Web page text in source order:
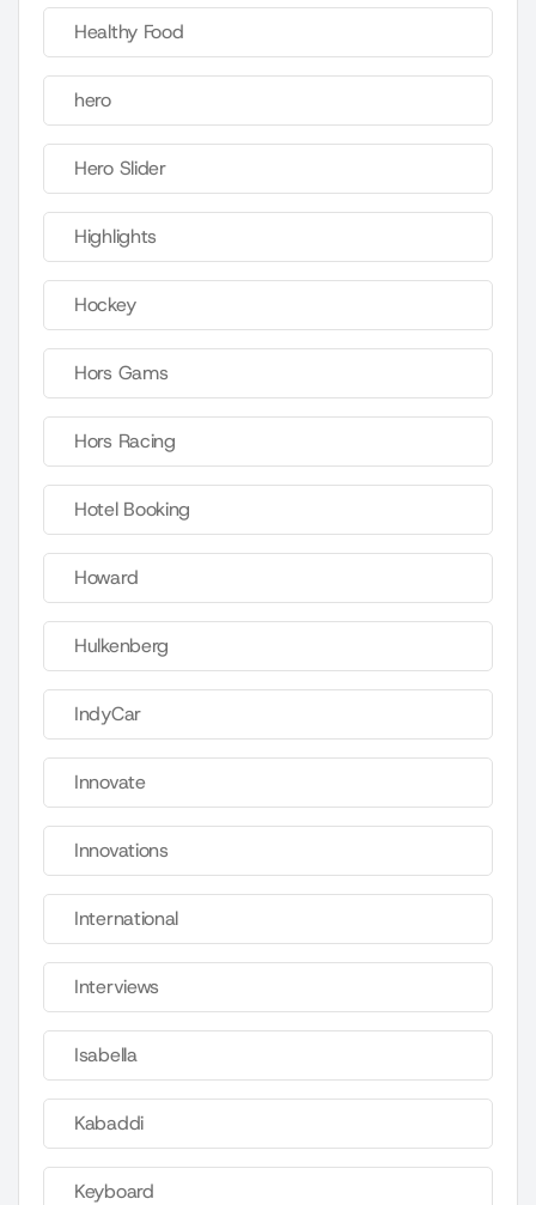
Healthy Food
hero
Hero Slider
Highlights
Hockey
Hors Gams
Hors Racing
Hotel Booking
Howard
Hulkenberg
IndyCar
Innovate
Innovations
International
Interviews
Isabella
Kabaddi
Keyboard